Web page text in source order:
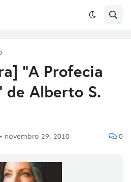
"A Profecia
de Alberto S.
• novembro 29, 2010 0